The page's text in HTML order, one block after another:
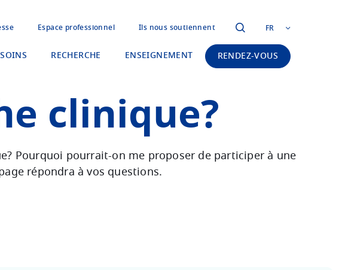
Espace professionnel Ils nous soutiennent FR
SOINS RECHERCHE ENSEIGNEMENT RENDEZ-VOUS
clinique?
Pourquoi pourrait-on me proposer de participer à une
répondra à vos questions.